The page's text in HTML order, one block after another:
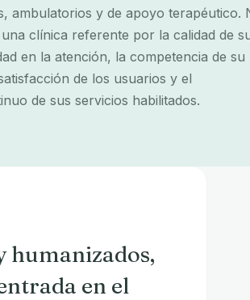
ambulatorios y de apoyo terapéutico.
clínica referente por la calidad de
en la atención, la competencia de su
de los usuarios y el
de sus servicios habilitados.
humanizados,
en el